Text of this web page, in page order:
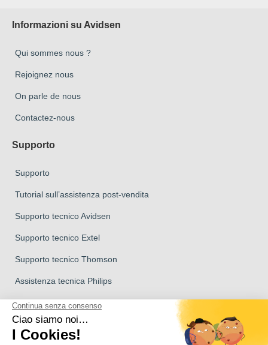
Informazioni su Avidsen
Qui sommes nous ?
Rejoignez nous
On parle de nous
Contactez-nous
Supporto
Supporto
Tutorial sull’assistenza post-vendita
Supporto tecnico Avidsen
Supporto tecnico Extel
Supporto tecnico Thomson
Assistenza tecnica Philips
Marchio del Gruppo Avidsen
Marchio Avidsen